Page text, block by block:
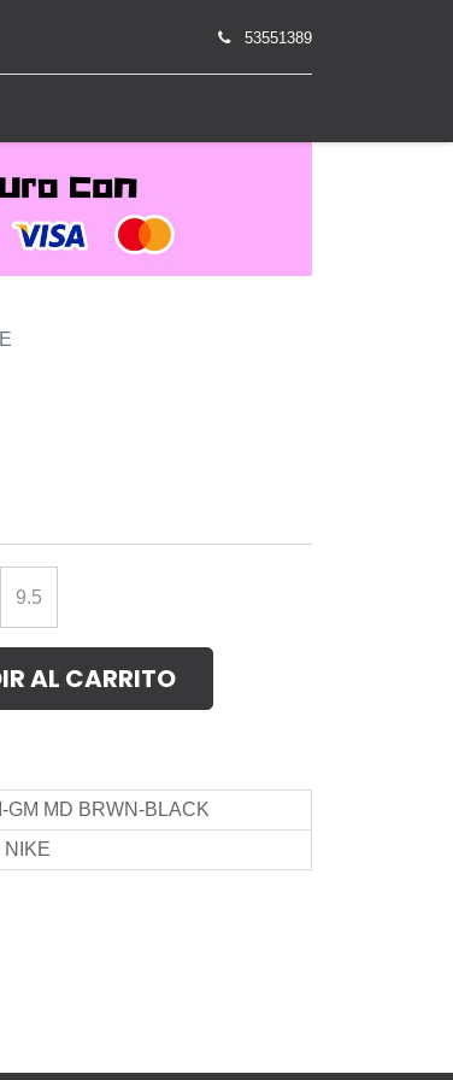
53551389
9.5
AL CARRITO
GM MD BRWN-BLACK
NIKE